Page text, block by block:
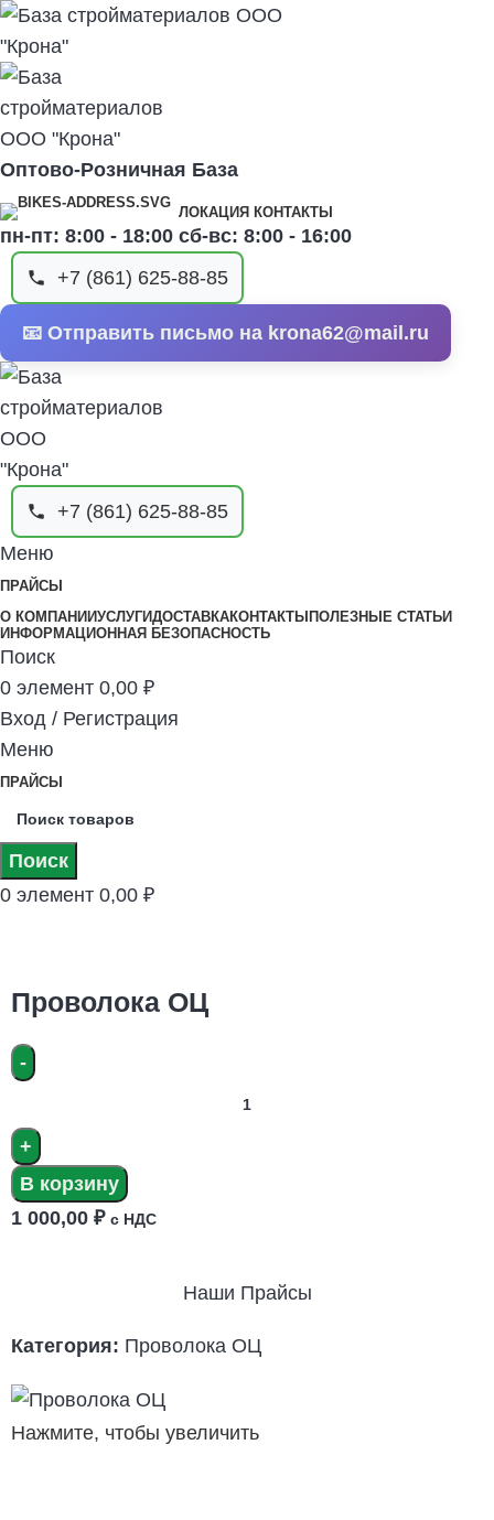
Оптово-Розничная База
ЛОКАЦИЯ КОНТАКТЫ
пн-пт: 8:00 - 18:00 сб-вс: 8:00 - 16:00
+7 (861) 625-88-85
📧 Отправить письмо на krona62@mail.ru
+7 (861) 625-88-85
Меню
ПРАЙСЫ
О КОМПАНИИУСЛУГИДОСТАВКАКОНТАКТЫ ПОЛЕЗНЫЕ СТАТЬИ
ИНФОРМАЦИОННАЯ БЕЗОПАСНОСТЬ
Поиск
0 элемент 0,00 ₽
Вход / Регистрация
Меню
ПРАЙСЫ
Поиск
0 элемент 0,00 ₽
Проволока ОЦ
В корзину
1 000,00 ₽ с НДС
Наши Прайсы
Категория: Проволока ОЦ
Нажмите, чтобы увеличить